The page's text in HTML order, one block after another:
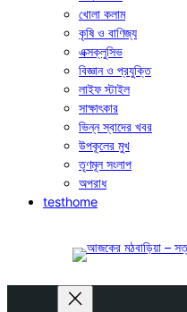
খোলা কলাম
কৃষি ও বাণিজ্য
এক্সক্লুসিভ
বিজ্ঞান ও প্রযুক্তি
লাইফ স্টাইল
সাক্ষাৎকার
ভিন্ন স্বাদের খবর
উপকূলের মুখ
তৃণমূল সংলাপ
অপরাধ
testhome